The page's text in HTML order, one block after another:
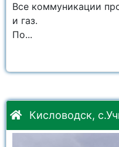
Все коммуникации
и газ.
По...
Кисловодск,